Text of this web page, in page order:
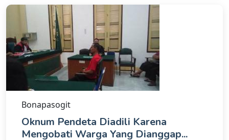
Bonapasogit
Oknum Pendeta Diadili Karena
Mengobati Warga Yang Dianggap...